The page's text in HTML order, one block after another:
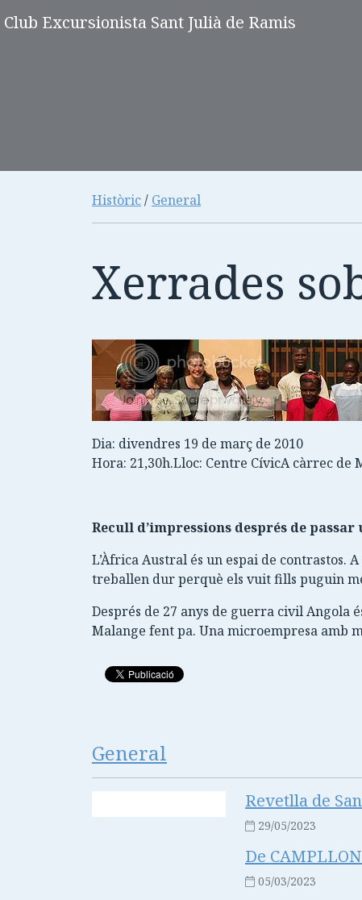
Club Excursionista Sant Julià de Ramis
Històric/ General
Xerrades
Dia: divendres 19 de març de 2010
Hora: 21,30h.Lloc: Centre CívicA càrrec de
Recull d’impressions després de
L’Àfrica Austral és un espai de
treballen dur perquè els vuit fills puguin
Després de 27 anys de guerra civil Angola
Malange fent pa. Una microempresa amb
General
Revetlla de
29/05/2023
De
05/03/2023